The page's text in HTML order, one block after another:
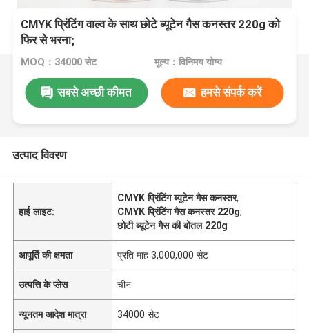
CMYK प्रिंटिंग वाल्व के साथ छोटे ब्यूटेन गैस कनस्तर 220g को
फिर से भरना;
MOQ：34000 सेट मूल्य：विनिमय योग्य
सबसे अच्छी कीमत हमसे संपर्क करें
उत्पाद विवरण
हाई लाइट:
CMYK प्रिंटिंग ब्यूटेन गैस कनस्तर,
CMYK प्रिंटिंग गैस कनस्तर 220g,
छोटी ब्यूटेन गैस की बोतल 220g
आपूर्ति की क्षमता प्रति माह 3,000,000 सेट
उत्पत्ति के प्लेस चीन
न्यूनतम आदेश मात्रा 34000 सेट